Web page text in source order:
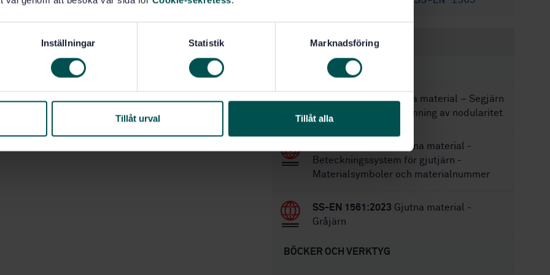
Inställningar Statistik Marknadsföring
Tillåt urval Tillåt alla
Inom samma område
STANDARDER
SS 111185:2018Gjutna material – Segjärn
– Provkropp för bedömning av nodularitet
Gjutna material -
Beteckningssystem för gjutjärn -
Materialsymboler och materialnummer
SS-EN 1561:2023 Gjutna material -
Gråjärn
BÖCKER OCH VERKTYG